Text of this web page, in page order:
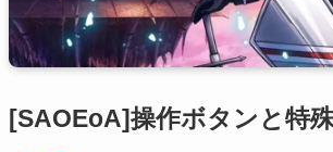
[SAOEoA]操作ボタンと特